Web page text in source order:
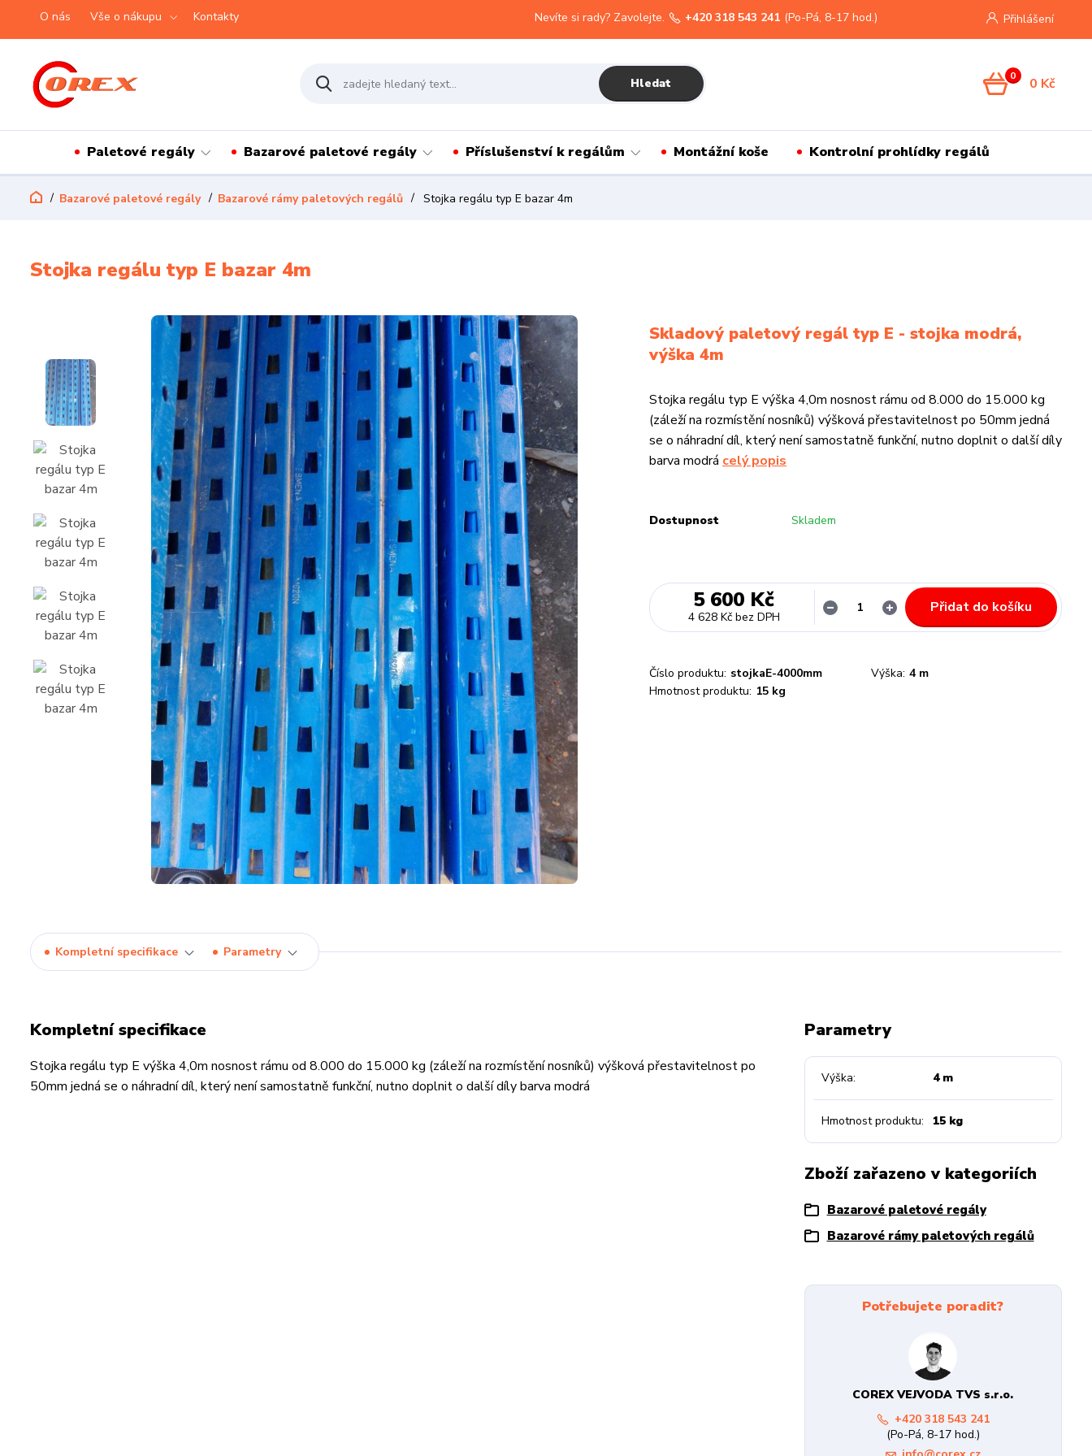
O nás Vše o nákupu Kontakty Přihlášení
Hledat
Nevíte si rady? Zavolejte. +420 318 543 241 (Po-Pá, 8-17 hod.)
0 0 Kč
Paletové regály Bazarové paletové regály Příslušenství k regálům Montážní koše Kontrolní prohlídky regálů
Bazarové paletové regály Bazarové rámy paletových regálů Stojka regálu typ E bazar 4m
Stojka regálu typ E bazar 4m
Skladový paletový regál typ E - stojka modrá,
výška 4m
Stojka regálu typ E výška 4,0m nosnost rámu od 8.000 do 15.000 kg
(záleží na rozmístění nosníků) výšková přestavitelnost po 50mm jedná
se o náhradní díl, který není samostatně funkční, nutno doplnit o další díly
barva modrá celý popis
Dostupnost Skladem
5 600 Kč
4 628 Kč bez DPH
Přidat do košíku
Číslo produktu: stojkaE-4000mm Výška: 4 m
Hmotnost produktu: 15 kg
Kompletní specifikace Parametry
Kompletní specifikace
Stojka regálu typ E výška 4,0m nosnost rámu od 8.000 do 15.000 kg (záleží na rozmístění nosníků) výšková přestavitelnost po
50mm jedná se o náhradní díl, který není samostatně funkční, nutno doplnit o další díly barva modrá
Parametry
Výška 4 m
Hmotnost produktu 15 kg
Zboží zařazeno v kategoriích
Bazarové paletové regály
Bazarové rámy paletových regálů
Potřebujete poradit?
COREX VEJVODA TVS s.r.o.
+420 318 543 241
(Po-Pá, 8-17 hod.)